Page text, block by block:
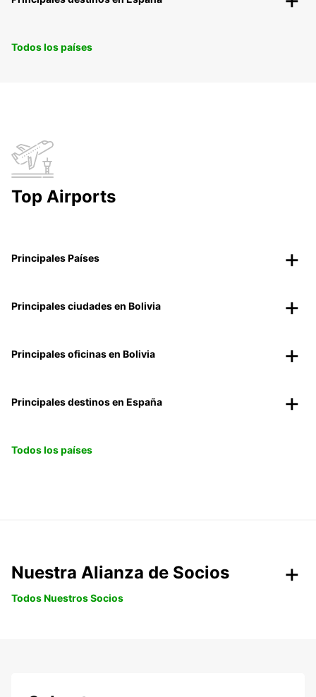
Todos los países
Top Airports
Principales Países
Principales ciudades en Bolivia
Principales oficinas en Bolivia
Principales destinos en España
Todos los países
Nuestra Alianza de Socios
Todos Nuestros Socios